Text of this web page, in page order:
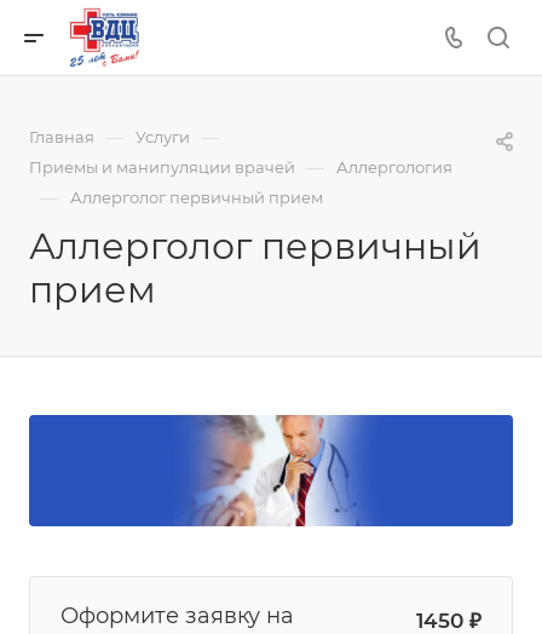
Главная — Услуги —
Приемы и манипуляции врачей — Аллергология
— Аллерголог первичный прием
Аллерголог первичный
прием
Оформите заявку на
1450 ₽